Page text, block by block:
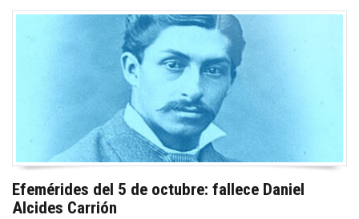
Efemérides del 5 de octubre: fallece Daniel
Alcides Carrión